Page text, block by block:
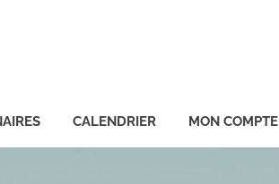
CALENDRIER MON COMPTE